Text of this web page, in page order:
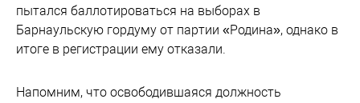
пытался баллотироваться на выборах в
Барнаульскую гордуму от партии «Родина», однако в
итоге в регистрации ему отказали.
Напомним, что освободившаяся должность